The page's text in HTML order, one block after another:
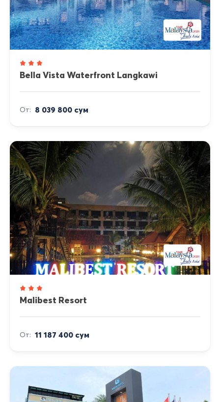
Bella Vista Waterfront Langkawi
От: 8 039 800 сум
Malibest Resort
От: 11 187 400 сум